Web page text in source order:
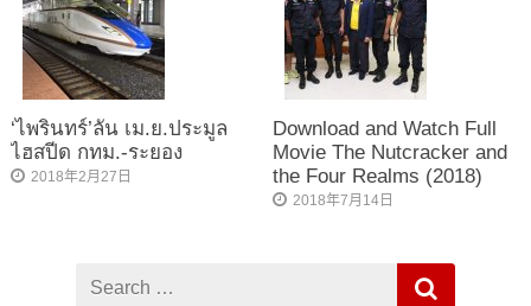
‘ไพรินทร์’ลั่น เม.ย.ประมูล
ไฮสปีด กทม.-ระยอง
2018年2月27日
Download and Watch Full
Movie The Nutcracker and
the Four Realms (2018)
2018年7月14日
for